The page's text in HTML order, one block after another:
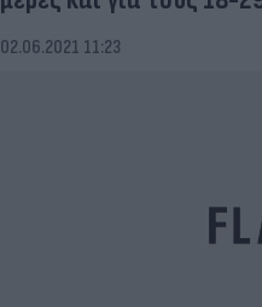
02.06.2021 11:23